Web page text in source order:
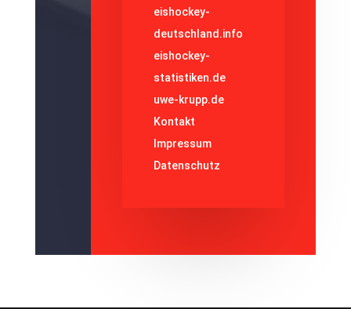
eishockey-
deutschland.info
eishockey-
statistiken.de
uwe-krupp.de
Kontakt
Impressum
Datenschutz